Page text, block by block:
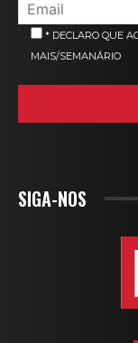
* DECLARO QUE
MAIS/SEMANÁRIO
SIGA-NOS